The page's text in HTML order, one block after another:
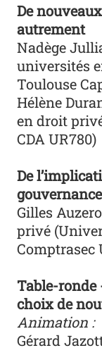
De
autrement
Nadège
universités
Toulouse
Hélène
en droit
CDA UR780)
De
Gilles
privé
Comptrasec
Table-ronde
choix de
Animation :
Gérard